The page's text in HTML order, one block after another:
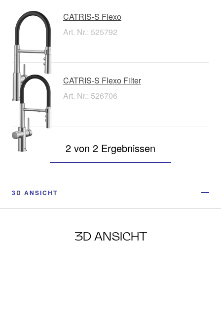
CATRIS-S Flexo
Art. Nr.: 525792
CATRIS-S Flexo Filter
Art. Nr.: 526706
2 von 2 Ergebnissen
3D ANSICHT
3D ANSICHT